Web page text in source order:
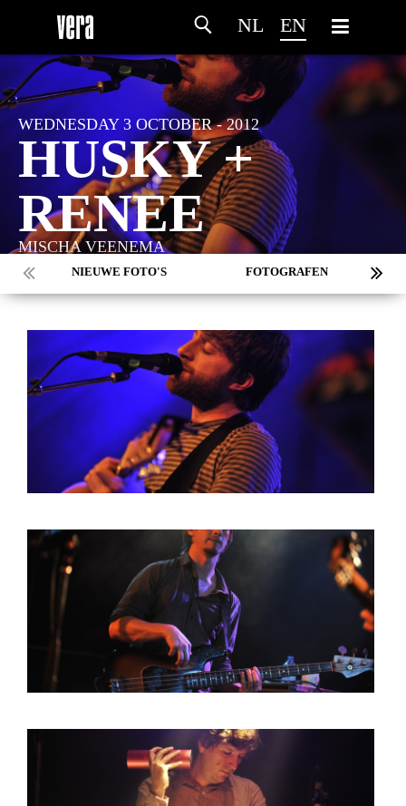
NL EN
WEDNESDAY 3 OCTOBER - 2012
HUSKY +
RENEE
MISCHA VEENEMA
NIEUWE FOTO'S FOTOGRAFEN
MARC DE KROSSE
PEER
MISCHA VEENEMA
JEROEN DEKKER
BOB DE VRIES
RICHARD POSTMA
SASKIA LUDDEN
ANNA HIEP
MARTSEN HUT
ARSEN TSKHAY
ERYN BOSMA
ESTHER
ELINE KAMMINGA
KAREN SAAMAN
ARNOUD HEIKENS